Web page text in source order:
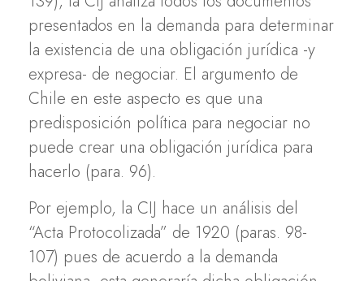
presentados en la demanda para determinar
la existencia de una obligación jurídica -y
expresa- de negociar. El argumento de
Chile en este aspecto es que una
predisposición política para negociar no
puede crear una obligación jurídica para
hacerlo (para. 96).
Por ejemplo, la CIJ hace un análisis del
“Acta Protocolizada” de 1920 (paras. 98-
107) pues de acuerdo a la demanda